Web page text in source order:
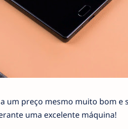
um preço mesmo muito bom e
uma excelente máquina!